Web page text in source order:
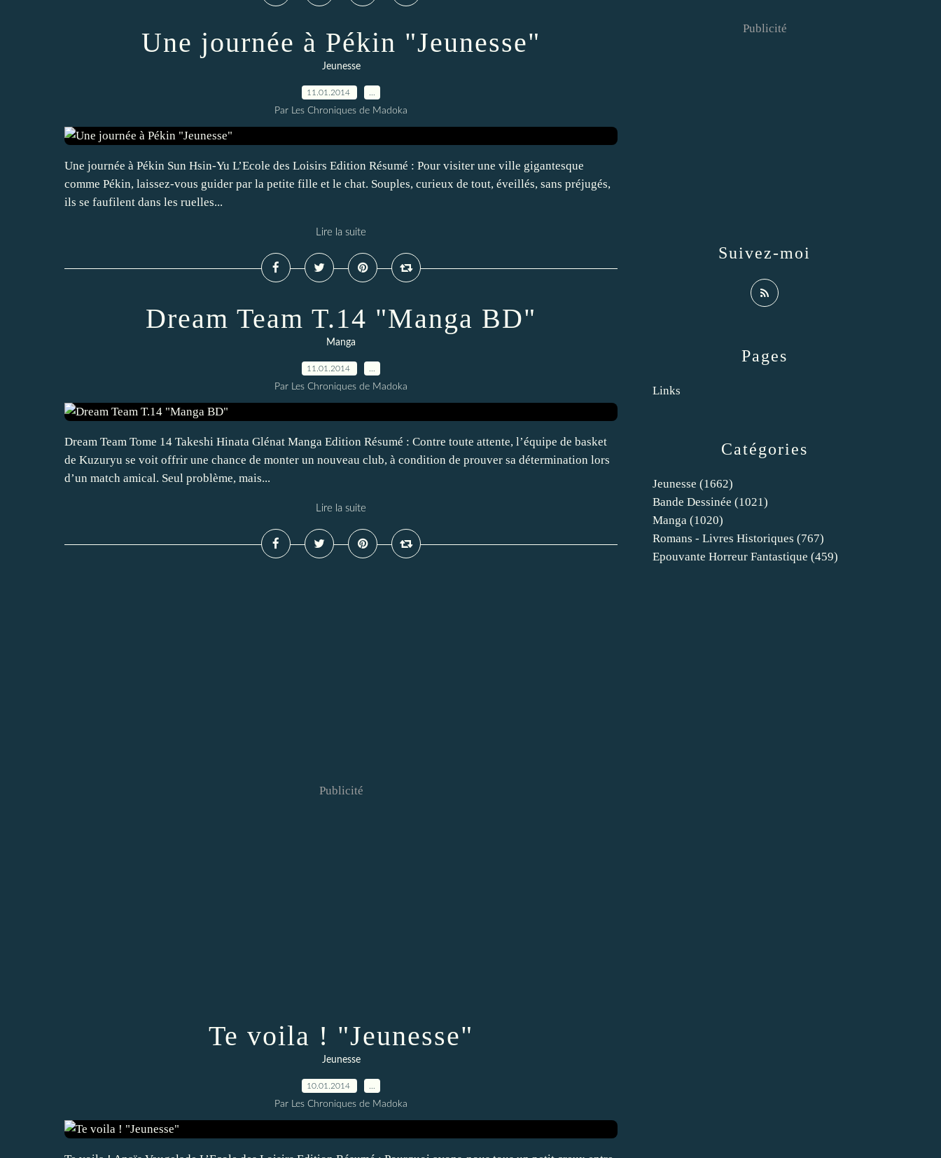
Une journée à Pékin "Jeunesse"
Jeunesse
11.01.2014
Par Les Chroniques de Madoka
Une journée à Pékin Sun Hsin-Yu L’Ecole des Loisirs Edition Résumé : Pour visiter une ville gigantesque
comme Pékin, laissez-vous guider par la petite fille et le chat. Souples, curieux de tout, éveillés, sans préjugés,
ils se faufilent dans les ruelles...
Lire la suite
Dream Team T.14 "Manga BD"
Manga
11.01.2014
Par Les Chroniques de Madoka
Dream Team Tome 14 Takeshi Hinata Glénat Manga Edition Résumé : Contre toute attente, l’équipe de basket
de Kuzuryu se voit offrir une chance de monter un nouveau club, à condition de prouver sa détermination lors
d’un match amical. Seul problème, mais...
Lire la suite
Publicité
Te voila ! "Jeunesse"
Jeunesse
10.01.2014
Par Les Chroniques de Madoka
Catégories
Jeunesse (1662)
Bande Dessinée (1021)
Manga (1020)
Romans - Livres Historiques (767)
Epouvante Horreur Fantastique (459)
Pages
Links
Suivez-moi
Publicité